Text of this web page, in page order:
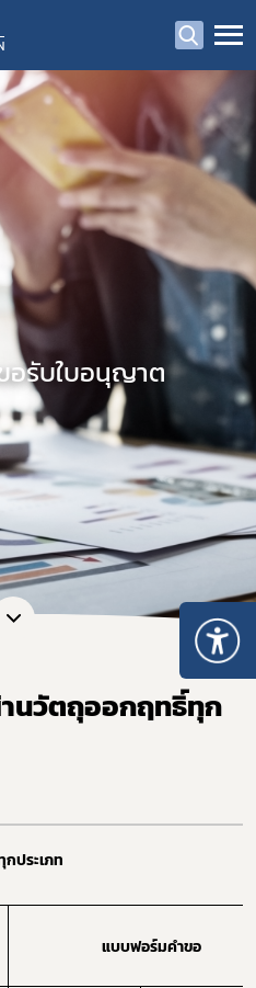
รับใบอนุญาต
นวัตถุออกฤทธิ์ทุก
ประเภท
แบบฟอร์มคำขอ